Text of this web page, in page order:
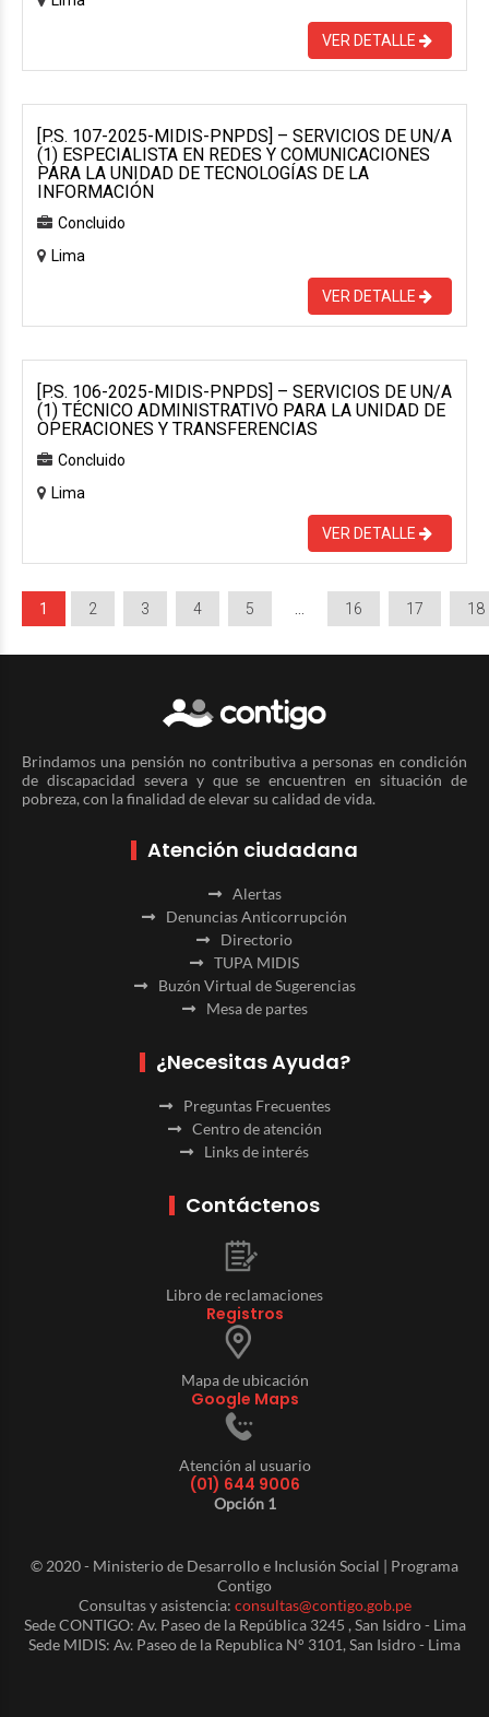
VER DETALLE
[P.S. 107-2025-MIDIS-PNPDS] – SERVICIOS DE UN/A
(1) ESPECIALISTA EN REDES Y COMUNICACIONES
PARA LA UNIDAD DE TECNOLOGÍAS DE LA
INFORMACIÓN
Concluido
Lima
VER DETALLE
[P.S. 106-2025-MIDIS-PNPDS] – SERVICIOS DE UN/A
(1) TÉCNICO ADMINISTRATIVO PARA LA UNIDAD DE
OPERACIONES Y TRANSFERENCIAS
Concluido
Lima
VER DETALLE
1 2 3 4 5 16 17 18
Brindamos una pensión no contributiva a personas en condición
de discapacidad severa y que se encuentren en situación de
pobreza, con la finalidad de elevar su calidad de vida.
Atención ciudadana
Alertas
Denuncias Anticorrupción
Directorio
TUPA MIDIS
Buzón Virtual de Sugerencias
Mesa de partes
¿Necesitas Ayuda?
Preguntas Frecuentes
Centro de atención
Links de interés
Contáctenos
Libro de reclamaciones
Registros
Mapa de ubicación
Google Maps
Atención al usuario
(01) 644 9006
Opción 1
© 2020 - Ministerio de Desarrollo e Inclusión Social | Programa
Contigo
Consultas y asistencia: consultas@contigo.gob.pe
Sede CONTIGO: Av. Paseo de la República 3245 , San Isidro - Lima
Sede MIDIS: Av. Paseo de la Republica N° 3101, San Isidro - Lima